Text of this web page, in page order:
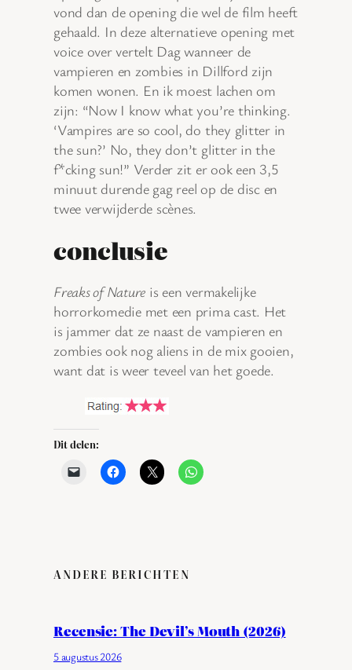
vond dan de opening die wel de film heeft
gehaald. In deze alternatieve opening met
voice over vertelt Dag wanneer de
vampieren en zombies in Dillford zijn
komen wonen. En ik moest lachen om
zijn: “Now I know what you’re thinking.
‘Vampires are so cool, do they glitter in
the sun?’ No, they don’t glitter in the
f*cking sun!” Verder zit er ook een 3,5
minuut durende gag reel op de disc en
twee verwijderde scènes.
conclusie
Freaks of Nature is een vermakelijke
horrorkomedie met een prima cast. Het
is jammer dat ze naast de vampieren en
zombies ook nog aliens in de mix gooien,
want dat is weer teveel van het goede.
Dit delen:
ANDERE BERICHTEN
Recensie: The Devil’s Mouth (2026)
5 augustus 2026